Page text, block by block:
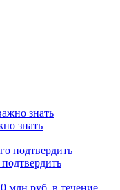
знать